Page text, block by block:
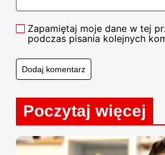
Zapamiętaj moje dane w tej
podczas pisania kolejnych
Poczytaj więcej